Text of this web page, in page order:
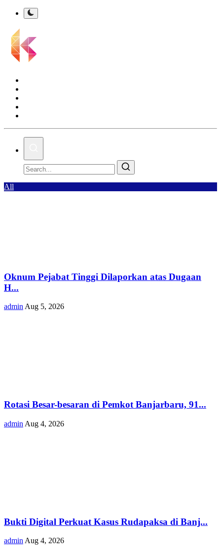
All
Oknum Pejabat Tinggi Dilaporkan atas Dugaan
H...
adminAug 5, 2026
Rotasi Besar-besaran di Pemkot Banjarbaru, 91...
admin Aug 4, 2026
Bukti Digital Perkuat Kasus Rudapaksa di Banj...
admin Aug 4, 2026